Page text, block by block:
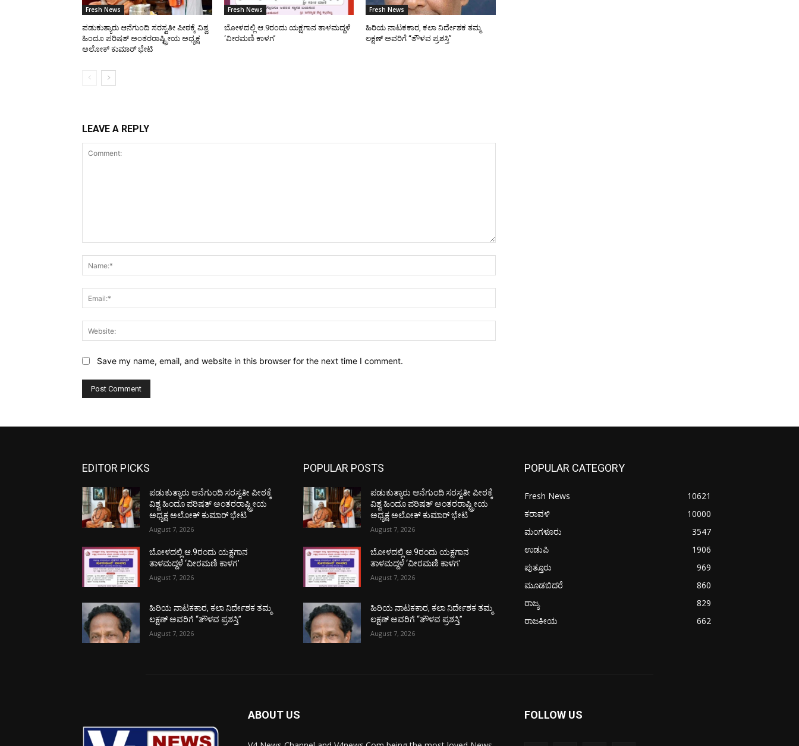
Fresh News
ಪಡುಕುತ್ಯಾರು ಆನೆಗುಂದಿ ಸರಸ್ವತೀ ಪೀಠಕ್ಕೆ ವಿಶ್ವ
ಹಿಂದೂ ಪರಿಷತ್ ಅಂತರರಾಷ್ಟ್ರೀಯ ಅಧ್ಯಕ್ಷ
ಅಲೋಕ್ ಕುಮಾರ್ ಭೇಟಿ
Fresh News
ಬೋಳದಲ್ಲಿ ಆ.9ರಂದು ಯಕ್ಷಗಾನ ತಾಳಮದ್ದಳೆ
‘ವೀರಮಣಿ ಕಾಳಗ’
Fresh News
ಹಿರಿಯ ನಾಟಕಕಾರ, ಕಲಾ ನಿರ್ದೇಶಕ ತಮ್ಮ
ಲಕ್ಷಣ್ ಅವರಿಗೆ “ತೌಳವ ಪ್ರಶಸ್ತಿ”
LEAVE A REPLY
Save my name, email, and website in this browser for the next time I comment.
EDITOR PICKS
ಪಡುಕುತ್ಯಾರು ಆನೆಗುಂದಿ ಸರಸ್ವತೀ ಪೀಠಕ್ಕೆ
ವಿಶ್ವ ಹಿಂದೂ ಪರಿಷತ್ ಅಂತರರಾಷ್ಟ್ರೀಯ
ಅಧ್ಯಕ್ಷ ಅಲೋಕ್ ಕುಮಾರ್ ಭೇಟಿ
August 7, 2026
ಬೋಳದಲ್ಲಿ ಆ.9ರಂದು ಯಕ್ಷಗಾನ
ತಾಳಮದ್ದಳೆ ‘ವೀರಮಣಿ ಕಾಳಗ’
August 7, 2026
ಹಿರಿಯ ನಾಟಕಕಾರ, ಕಲಾ ನಿರ್ದೇಶಕ ತಮ್ಮ
ಲಕ್ಷಣ್ ಅವರಿಗೆ “ತೌಳವ ಪ್ರಶಸ್ತಿ”
August 7, 2026
POPULAR POSTS
ಪಡುಕುತ್ಯಾರು ಆನೆಗುಂದಿ ಸರಸ್ವತೀ ಪೀಠಕ್ಕೆ
ವಿಶ್ವ ಹಿಂದೂ ಪರಿಷತ್ ಅಂತರರಾಷ್ಟ್ರೀಯ
ಅಧ್ಯಕ್ಷ ಅಲೋಕ್ ಕುಮಾರ್ ಭೇಟಿ
August 7, 2026
ಬೋಳದಲ್ಲಿ ಆ.9ರಂದು ಯಕ್ಷಗಾನ
ತಾಳಮದ್ದಳೆ ‘ವೀರಮಣಿ ಕಾಳಗ’
August 7, 2026
ಹಿರಿಯ ನಾಟಕಕಾರ, ಕಲಾ ನಿರ್ದೇಶಕ ತಮ್ಮ
ಲಕ್ಷಣ್ ಅವರಿಗೆ “ತೌಳವ ಪ್ರಶಸ್ತಿ”
August 7, 2026
POPULAR CATEGORY
Fresh News
10621
ಕರಾವಳಿ
10000
ಮಂಗಳೂರು
3547
ಉಡುಪಿ
1906
ಪುತ್ತೂರು
969
ಮೂಡಬಿದರೆ
860
ರಾಜ್ಯ
829
ರಾಜಕೀಯ
662
ABOUT US FOLLOW US